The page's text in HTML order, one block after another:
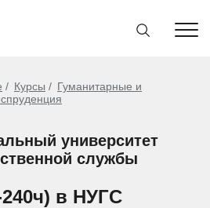
Курсы
Гуманитарные и
университет
службы
в НУГС